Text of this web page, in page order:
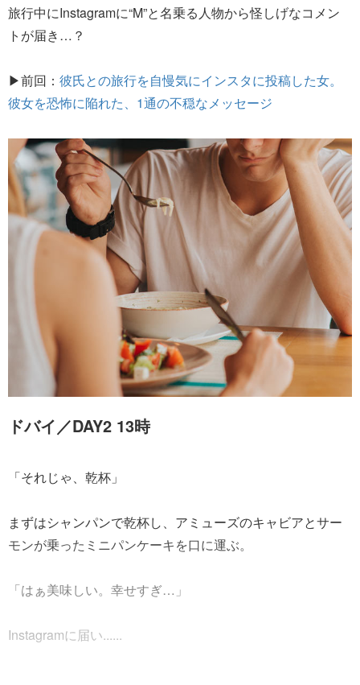
旅行中にInstagramに“M”と名乗る人物から怪しげなコメン
トが届き…？
▶前回： 彼氏との旅行を自慢気にインスタに投稿した女。
彼女を恐怖に陥れた、1通の不穏なメッセージ
ドバイ／DAY2 13時
「それじゃ、乾杯」
まずはシャンパンで乾杯し、アミューズのキャビアとサー
モンが乗ったミニパンケーキを口に運ぶ。
「はぁ美味しい。幸せすぎ…」
Instagramに届い......